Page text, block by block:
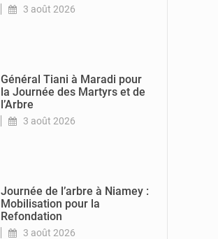
3 août 2026
Général Tiani à Maradi pour
la Journée des Martyrs et de
l’Arbre
3 août 2026
Journée de l’arbre à Niamey :
Mobilisation pour la
Refondation
3 août 2026